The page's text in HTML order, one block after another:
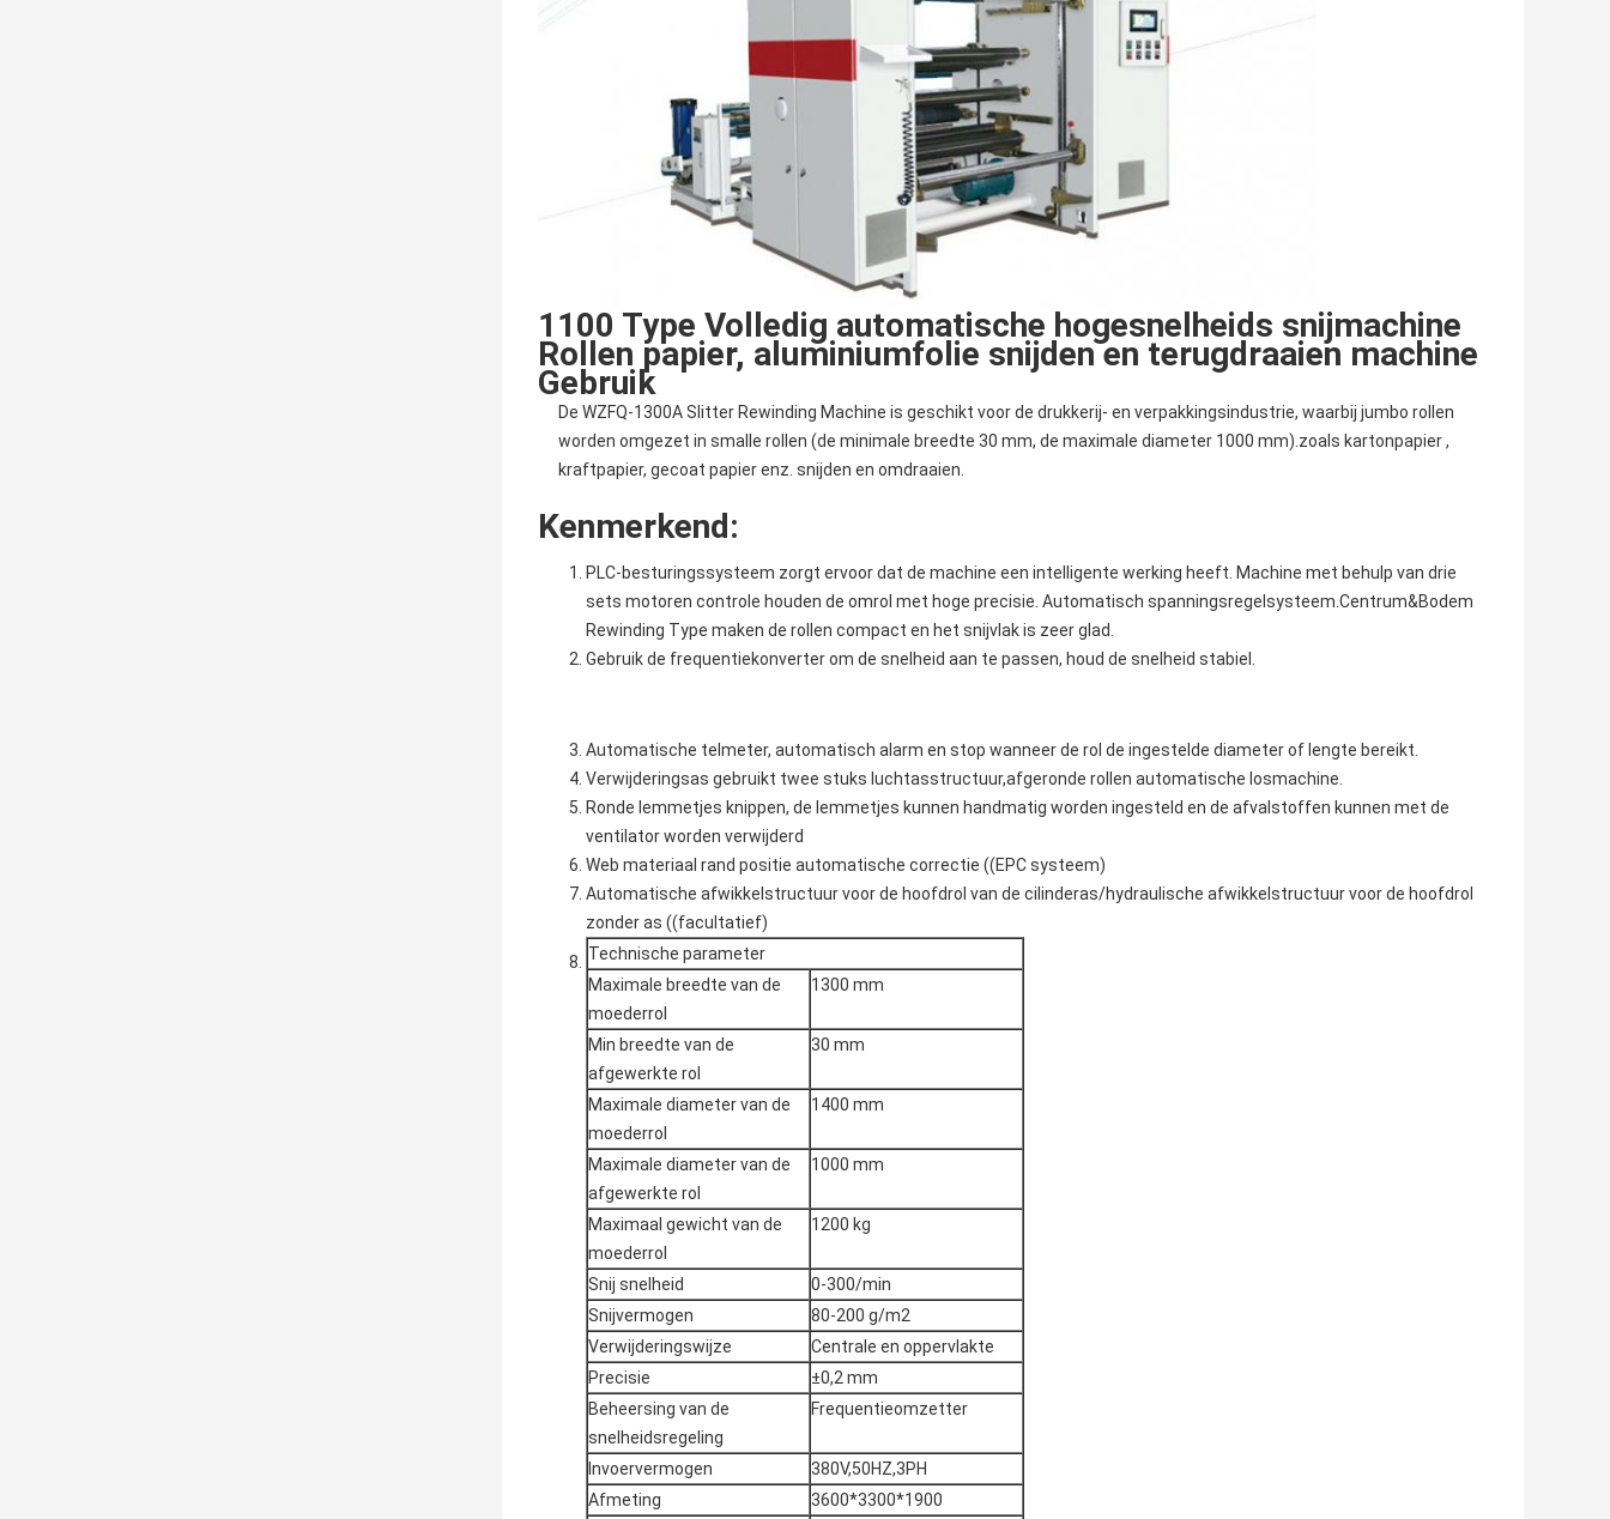
1100 Type Volledig automatische hogesnelheids snijmachine
Rollen papier, aluminiumfolie snijden en terugdraaien machine
Gebruik
De WZFQ-1300A Slitter Rewinding Machine is geschikt voor de drukkerij- en verpakkingsindustrie, waarbij jumbo rollen
worden omgezet in smalle rollen (de minimale breedte 30 mm, de maximale diameter 1000 mm).zoals kartonpapier ,
kraftpapier, gecoat papier enz. snijden en omdraaien.
Kenmerkend:
PLC-besturingssysteem zorgt ervoor dat de machine een intelligente werking heeft. Machine met behulp van drie
sets motoren controle houden de omrol met hoge precisie. Automatisch spanningsregelsysteem.Centrum&Bodem
Rewinding Type maken de rollen compact en het snijvlak is zeer glad.
Gebruik de frequentiekonverter om de snelheid aan te passen, houd de snelheid stabiel.
Automatische telmeter, automatisch alarm en stop wanneer de rol de ingestelde diameter of lengte bereikt.
Verwijderingsas gebruikt twee stuks luchtasstructuur,afgeronde rollen automatische losmachine.
Ronde lemmetjes knippen, de lemmetjes kunnen handmatig worden ingesteld en de afvalstoffen kunnen met de
ventilator worden verwijderd
Web materiaal rand positie automatische correctie ((EPC systeem)
Automatische afwikkelstructuur voor de hoofdrol van de cilinderas/hydraulische afwikkelstructuur voor de hoofdrol
zonder as ((facultatief)
Technische parameter
Maximale breedte van de
moederrol
1300 mm
Min breedte van de
afgewerkte rol
30 mm
Maximale diameter van de
moederrol
1400 mm
Maximale diameter van de
afgewerkte rol
1000 mm
Maximaal gewicht van de
moederrol
1200 kg
Snij snelheid
0-300/min
Snijvermogen
80-200 g/m2
Verwijderingswijze
Centrale en oppervlakte
Precisie
±0,2 mm
Beheersing van de
snelheidsregeling
Frequentieomzetter
Invoervermogen
380V,50HZ,3PH
Afmeting
3600*3300*1900